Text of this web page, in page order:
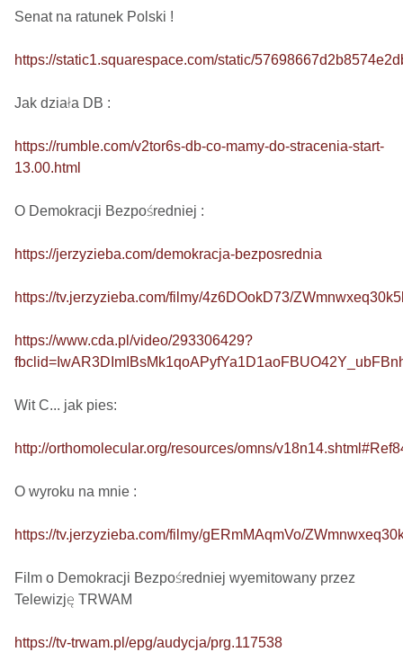
Senat na ratunek Polski !
https://static1.squarespace.com/static/
Jak działa DB :
https://rumble.com/v2tor6s-db-co-mamy-do-stracenia-start-
13.00.html
O Demokracji Bezpośredniej :
https://jerzyzieba.com/demokracja-bezposrednia
https://tv.jerzyzieba.com/filmy/4z6DOokD73/
https://www.cda.pl/video/293306429?
Wit C... jak pies:
http://orthomolecular.org/resources/omns/
O wyroku na mnie :
https://tv.jerzyzieba.com/filmy/gERmMAqmVo/
Film o Demokracji Bezpośredniej wyemitowany przez
Telewizję TRWAM
https://tv-trwam.pl/epg/audycja/prg.117538